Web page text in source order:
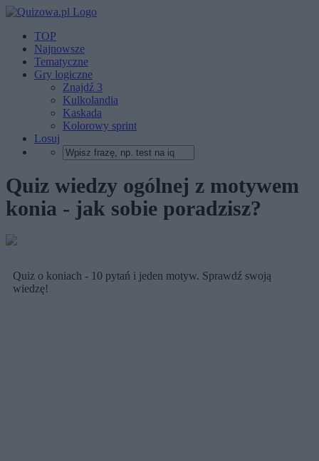
TOP
Najnowsze
Tematyczne
Gry logiczne
Znajdź 3
Kulkolandia
Kaskada
Kolorowy sprint
Losuj
Quiz wiedzy ogólnej z motywem
konia - jak sobie poradzisz?
Quiz o koniach - 10 pytań i jeden motyw. Sprawdź swoją
wiedzę!